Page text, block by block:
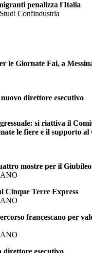
penalizza l'Italia
Confindustria
le Giornate Fai, a
direttore esecutivo
si riattiva il
le fiere e il supporto al
mostre per il Giubileo
Cinque Terre Express
francescano per
esecutivo